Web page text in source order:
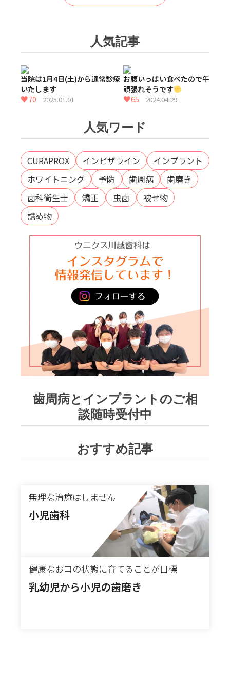
人気記事
当院は1月4日(土)から通常診療
いたします
♥70 2025.01.01
お腹いっぱい食べたので午後も
頑張れそうです
♥65 2024.04.29
人気ワード
CURAPROX インビザライン
インプラント
ホワイトニング
予防 歯周病
歯磨き
歯科衛生士
矯正 虫歯
被せ物
詰め物
歯周病とインプラントのご相
談随時受付中
おすすめ記事
無理な治療はしません
小児歯科
健康なお口の状態に育てることが目標
乳幼児から小児の歯磨き